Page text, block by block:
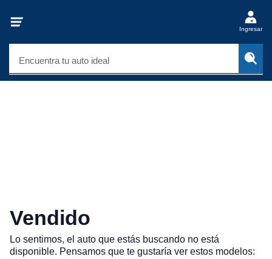
Ingresar
Encuentra tu auto ideal
Vendido
Lo sentimos, el auto que estás buscando no está
disponible. Pensamos que te gustaría ver estos modelos: